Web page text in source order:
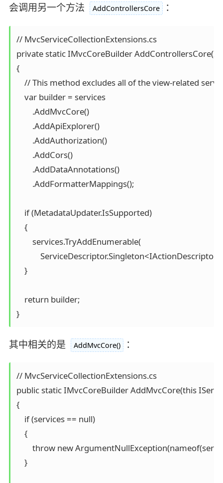
会调用另一个方法 AddControllersCore ：
// MvcServiceCollectionExtensions.cs
private static IMvcCoreBuilder
{
// This method excludes all of the view-related
    var builder = services
        .AddMvcCore()
        .AddApiExplorer()
        .AddAuthorization()
        .AddCors()
        .AddDataAnnotations()
        .AddFormatterMappings();
    if (MetadataUpdater.IsSupported)
    {
        services.TryAddEnumerable(
    }
    return builder;
}
其中相关的是 AddMvcCore() ：
// MvcServiceCollectionExtensions.cs
public static IMvcCoreBuilder AddMvcCore(this
{
    if (services == null)
    {
throw new
    }